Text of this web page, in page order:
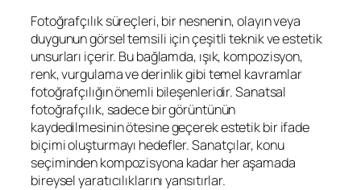
Fotoğrafçılık süreçleri, bir nesnenin, olayın veya
duygunun görsel temsili için çeşitli teknik ve estetik
unsurları içerir. Bu bağlamda, ışık, kompozisyon,
renk, vurgulama ve derinlik gibi temel kavramlar
fotoğrafçılığın önemli bileşenleridir. Sanatsal
fotoğrafçılık, sadece bir görüntünün
kaydedilmesinin ötesine geçerek estetik bir ifade
biçimi oluşturmayı hedefler. Sanatçılar, konu
seçiminden kompozisyona kadar her aşamada
bireysel yaratıcılıklarını yansıtırlar.